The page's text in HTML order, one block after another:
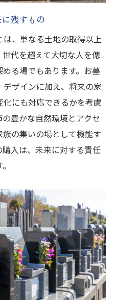
残すもの
、単なる土地の取得以上
代を超えて大切な人を偲
る場でもあります。お墓
ザインに加え、将来の家
にも対応できるかを考慮
豊かな自然環境とアクセ
の集いの場として機能す
入は、未来に対する責任